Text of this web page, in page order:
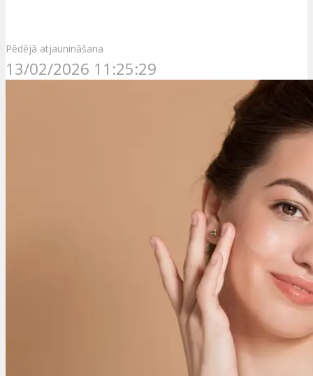
Pēdējā atjaunināšana
13/02/2026 11:25:29